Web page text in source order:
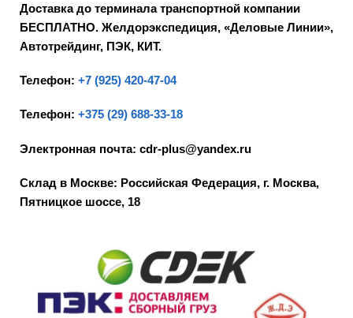
Доставка до терминала транспортной компании
БЕСПЛАТНО. Желдорэкспедиция, «Деловые Линии»,
Автотрейдинг, ПЭК, КИТ.
Телефон: +7 (925) 420-47-04
Телефон: +375 (29) 688-33-18
Электронная почта: cdr-plus@yandex.ru
Склад в Москве: Российская Федерация, г. Москва,
Пятницкое шоссе, 18